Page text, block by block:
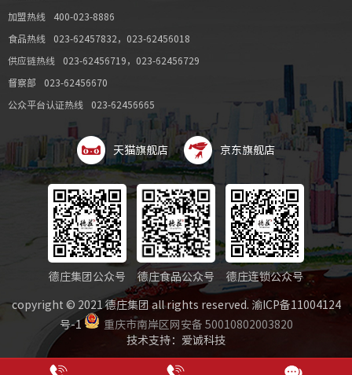
加盟热线 400-023-8886
食品热线 023-62457832 ， 023-62456018
供应链热线 023-62456719 ， 023-62456729
督察部 023-62456670
公众平台认证热线 023-62456665
天猫旗舰店 京东旗舰店
德庄集团公众号 德庄食品公众号 德庄连锁公众号
copyright © 2021 德庄集团 all rights reserved. 渝ICP备11004124
号-1
重庆市南岸区网安备 50010802003820
技术支持：爱诚科技